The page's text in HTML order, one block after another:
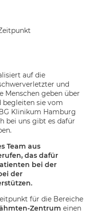
auf die
und
Menschen geben über
begleiten sie vom
Klinikum Hamburg
bei uns gibt es dafür
Team aus
das dafür
bei der
der
für die Bereiche
Zentrum einen